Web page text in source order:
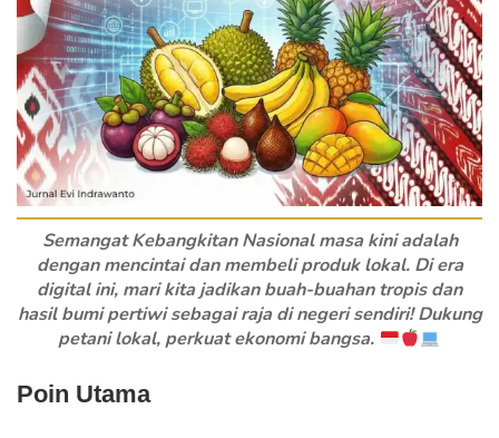
Semangat Kebangkitan Nasional masa kini adalah
dengan mencintai dan membeli produk lokal. Di era
digital ini, mari kita jadikan buah-buahan tropis dan
hasil bumi pertiwi sebagai raja di negeri sendiri! Dukung
petani lokal, perkuat ekonomi bangsa.
Poin Utama